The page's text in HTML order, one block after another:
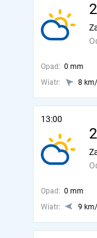
Opad: 0 mm
Wiatr:
8
13:00
Opad: 0 mm
Wiatr:
9